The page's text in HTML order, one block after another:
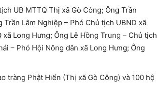
UB MTTQ Thị xã Gò Công; Ông Trần
Lâm Nghiệp – Phó Chủ tịch UBND xã
Long Hưng; Ông Lê Hồng Trung – Chủ tịch
– Phó Hội Nông dân xã Long Hưng; Ông
tràng Phật Hiển (Thị xã Gò Công) và 100 hộ